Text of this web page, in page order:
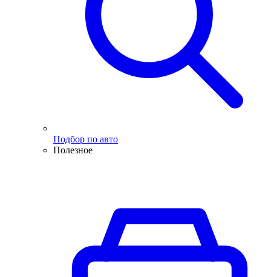
Подбор по авто
Полезное